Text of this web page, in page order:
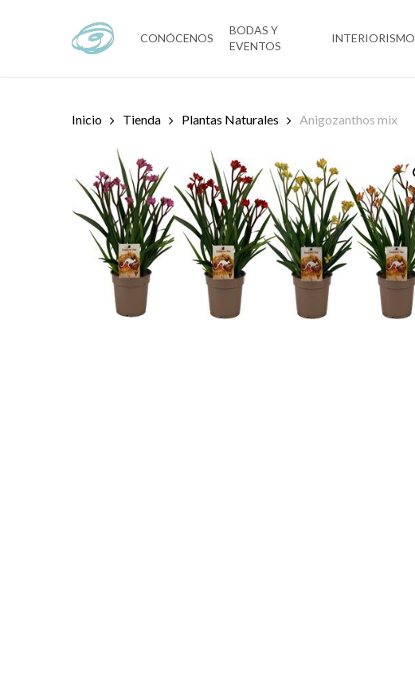
CONÓCENOS
BODAS Y
EVENTOS
INTERIORISMO
Inicio Tienda Plantas Naturales Anigozanthos mix